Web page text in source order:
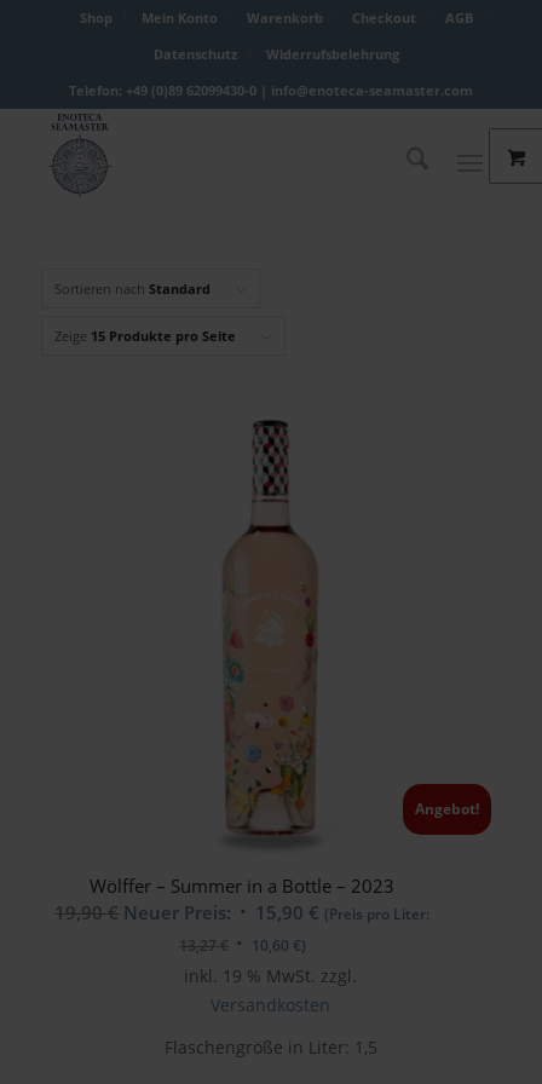
Shop Mein Konto Warenkorb Checkout
AGB
Datenschutz
Widerrufsbelehrung
Telefon: +49 (0)89 62099430-0 | info@enoteca-seamaster.com
Sortieren nach Standard
Zeige 15 Produkte pro Seite
Wölffer – Summer in a Bottle – 2023
19,90€ Ursprünglicher
Neuer Preis: 15,90 € Aktueller
ist:
15,90 €.
Angebot!
(Preis pro Liter:
13,27€ 10,60 €)
inkl. 19 % MwSt. zzgl.
Versandkosten
Flaschengröße in Liter: 1,5